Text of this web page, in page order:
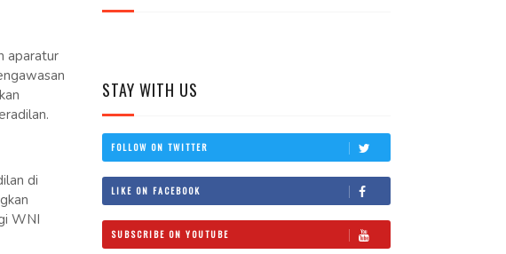
aparatur
di
WNI
STAY WITH US
FOLLOW ON TWITTER
LIKE ON FACEBOOK
SUBSCRIBE ON YOUTUBE